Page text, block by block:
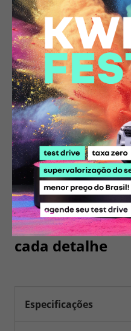
Ouvidoria Grupo Vianorte
* Imagens meramente
não estar disponíveis nas
31/08/2026. Os preços poderão
Consulte e confirme todas as
vendedores.
Compartilhe essa oferta:
Conheça o
MEGANE E-
cada detalhe
Especificações